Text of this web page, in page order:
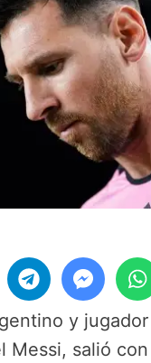
y
Messi, salió